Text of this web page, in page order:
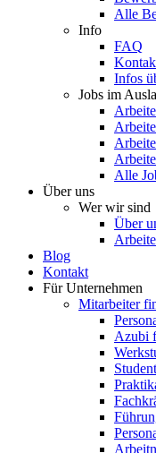
Alle
Info
FAQ
Infos
Jobs im
Alle
Über uns
Wer wir sind
Über
Blog
Kontakt
Für Unternehmen
Mitarbeiter
Azubi